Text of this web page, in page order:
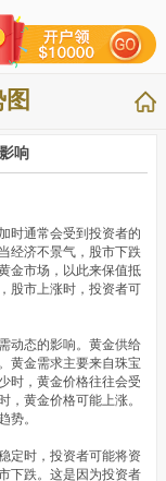
响
时通常会受到投资者的
经济不景气，股市下跌
金市场，以此来保值抵
股市上涨时，投资者可
动态的影响。黄金供给
黄金需求主要来自珠宝
时，黄金价格往往会受
，黄金价格可能上涨。
势。
定时，投资者可能将资
下跌。这是因为投资者